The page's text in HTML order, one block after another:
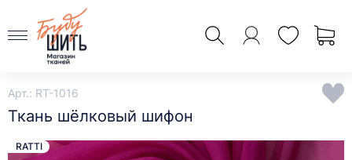
Арт.: RT-1016
Ткань шёлковый шифон
RATTI